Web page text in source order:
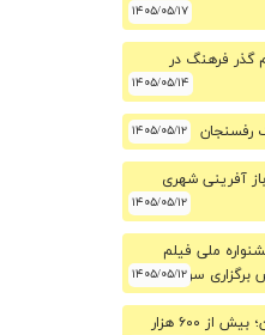
۱۴۰۵/۰۵/۱۷
گذر فرهنگ در
۱۴۰۵/۰۵/۱۴
رفسنجان ۱۴۰۵/۰۵/۱۲
آفرینی شهری
۱۴۰۵/۰۵/۱۲
ملی فیلم
سومین دوره
۱۴۰۵/۰۵/۱۲
فصل هموارسازی در رفسنجان؛ بیش از ۶۰۰ هزار